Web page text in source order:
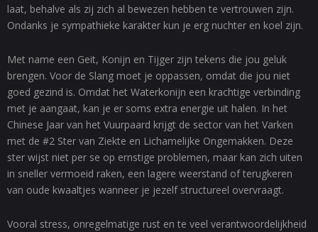
laat, behalve als zij zich al bewezen hebben te vertrouwen zijn.
Ondanks je sympathieke karakter kun je erg nuchter en koel zijn.
Met name een Geit, Konijn en Tijger zijn tekens die jou geluk
brengen. Voor de Slang moet je oppassen, omdat die jou niet
goed gezind is. Omdat het Waterkonijn een krachtige verbinding
met je aangaat, kan je er soms extra energie uit halen. In het
Chinese Jaar van het Vuurpaard krijgt de sector van het Varken
met de #2 Ster van Ziekte en Lichamelijke Ongemakken. Deze
ster wijst niet per se op ernstige problemen, maar kan zich uiten
in sneller vermoeid raken, een lagere weerstand of terugkeren
van oude kwaaltjes wanneer je jezelf structureel overvraagt.
Vooral stress, onregelmatige rust en te veel verantwoordelijkheid